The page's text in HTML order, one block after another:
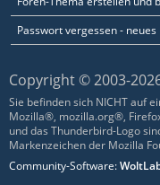
Passwort vergessen -
Copyright © 2003-
Sie befinden sich NICHT auf
Mozilla®, mozilla.org®,
und das Thunderbird-Logo
Markenzeichen der Mozilla
Community-Software: